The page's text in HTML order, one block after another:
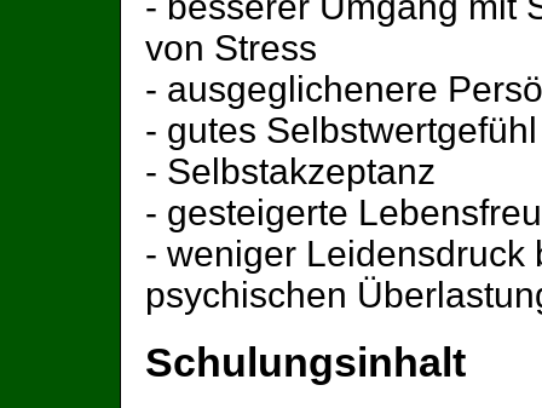
von Stress
- ausgeglichenere
- gutes Selbstwertgefühl
- Selbstakzeptanz
- gesteigerte
- weniger Leidensdruck
psychischen
Schulungsinhalt